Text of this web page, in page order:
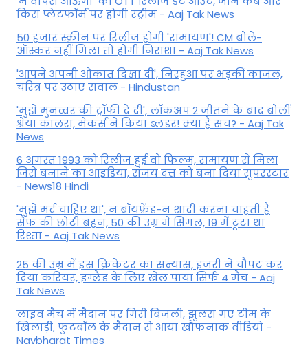
किस प्लेटफॉर्म पर होगी स्ट्रीम - Aaj Tak News
50 हजार स्क्रीन पर रिलीज होगी 'रामायण'! CM बोले-
ऑस्कर नहीं मिला तो होगी निराशा - Aaj Tak News
'आपने अपनी औकात दिखा दी', निरहुआ पर भड़कीं काजल,
चरित्र पर उठाए सवाल - Hindustan
'मुझे मुनव्वर की ट्रॉफी दे दी', लॉकअप 2 जीतने के बाद बोलीं
श्रेया कालरा, मेकर्स ने किया ब्लंडर! क्या है सच? - Aaj Tak
News
6 अगस्त 1993 को रिलीज हुई वो फिल्म, रामायण से मिला
जिसे बनाने का आइडिया, संजय दत्त को बना दिया सुपरस्टार
- News18 Hindi
'मुझे मर्द चाहिए था', न बॉयफ्रेंड-न शादी करना चाहती हैं
सैफ की छोटी बहन, 50 की उम्र में सिंगल, 19 में टूटा था
रिश्ता - Aaj Tak News
25 की उम्र में इस क्रिकेटर का संन्यास, इंजरी ने चौपट कर
दिया करियर, इंग्लैंड के लिए खेल पाया सिर्फ 4 मैच - Aaj
Tak News
लाइव मैच में मैदान पर गिरी बिजली, झुलस गए टीम के
खिलाड़ी, फुटबॉल के मैदान से आया खौफनाक वीडियो -
Navbharat Times